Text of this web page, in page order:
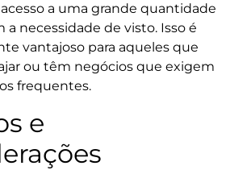
a uma grande quantidade
a necessidade de visto. Isso é
vantajoso para aqueles que
ou têm negócios que exigem
frequentes.
e